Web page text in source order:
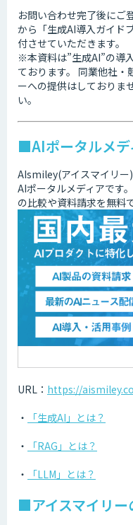
お問い合わせ完了後にご
から「生成AI導入ガイド
付させていただきます。
※本資料は”生成AI”の導
ております。 同業他社
ーへの提供はしておりま
い。
■AIポータルメ
AIsmiley(アイスマイリー
AIポータルメディアです
の比較や資料請求を無料
URL： https://
・
「生成AI」とは？
・
「RAG」とは？
・
「LLM」とは？
■アイスマイリー